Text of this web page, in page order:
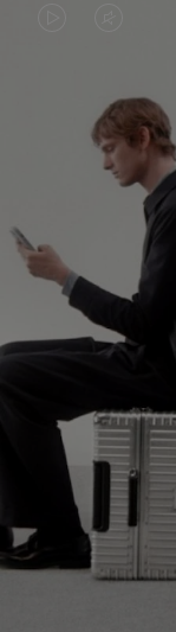
IST
NICHT
BITTE
SIE,
ES
SIE
ZUM
HIER
Jedes Stück